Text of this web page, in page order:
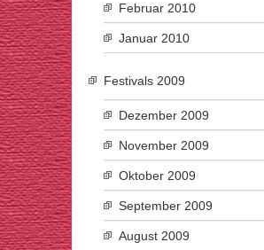
Februar 2010
Januar 2010
Festivals 2009
Dezember 2009
November 2009
Oktober 2009
September 2009
August 2009